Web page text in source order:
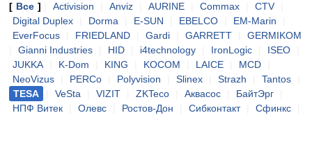
[ Все ] Activision Anviz AURINE Commax CTV
Digital Duplex
Dorma E-SUN EBELCO EM-Marin
EverFocus
FRIEDLAND Gardi GARRETT
GERMIKOM
Gianni Industries HID i4technology IronLogic ISEO
JUKKA
K-Dom KING KOCOM LAICE MCD
NeoVizus
PERCo Polyvision Slinex Strazh Tantos
TESA
VeSta VIZIT ZKTeco Аквасос БайтЭрг
НПФ Витек
Олевс Ростов-Дон Сибконтакт Сфинкс